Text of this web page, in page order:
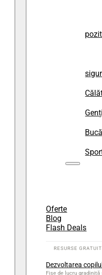
Oferte
Blog
Flash Deals
Dezvoltarea
Fișe de lucru